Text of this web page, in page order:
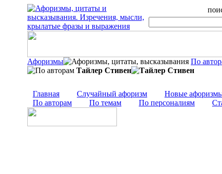
Афоризмы
По
Тайлер Стивен
Главная Случайный афоризм
Новые
По авторам
По темам По персоналиям